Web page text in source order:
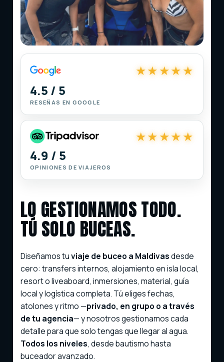
★★★★★
4.5 / 5
RESEÑAS EN GOOGLE
★★★★★
4.9 / 5
OPINIONES DE VIAJEROS
LO GESTIONAMOS TODO.
TÚ SOLO BUCEAS.
Diseñamos tuviaje de buceo a Maldivasdesde
cero: transfers internos, alojamiento en isla local,
resort o liveaboard, inmersiones, material, guía
local y logística completa. Tú eliges fechas,
atolones y ritmo —privado, en grupo o a través
de tu agencia— y nosotros gestionamos cada
detalle para que solo tengas que llegar al agua.
Todos los niveles, desde bautismo hasta
buceador avanzado.
Instagram